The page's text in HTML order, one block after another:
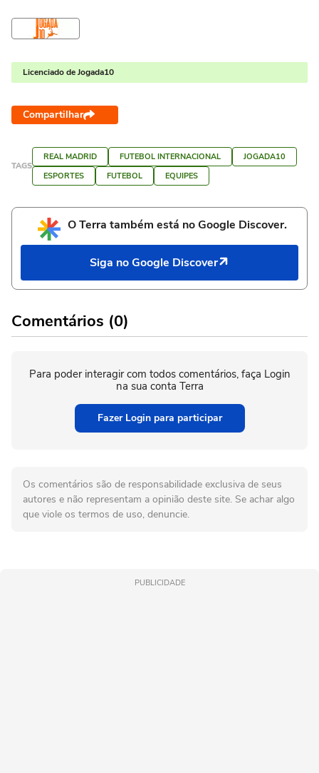
Licenciado de Jogada10
Compartilhar
TAGS
REAL MADRID FUTEBOL INTERNACIONAL
JOGADA10
ESPORTES
FUTEBOL EQUIPES
O Terra também está no Google Discover.
Siga no Google Discover
Comentários (0)
Para poder interagir com todos comentários, faça Login
na sua conta Terra
Fazer Login para participar
Os comentários são de responsabilidade exclusiva de seus
autores e não representam a opinião deste site. Se achar algo
que viole os termos de uso, denuncie.
PUBLICIDADE